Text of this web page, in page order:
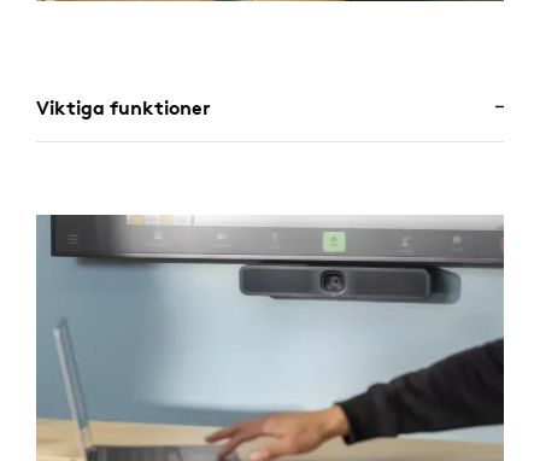
Viktiga funktioner